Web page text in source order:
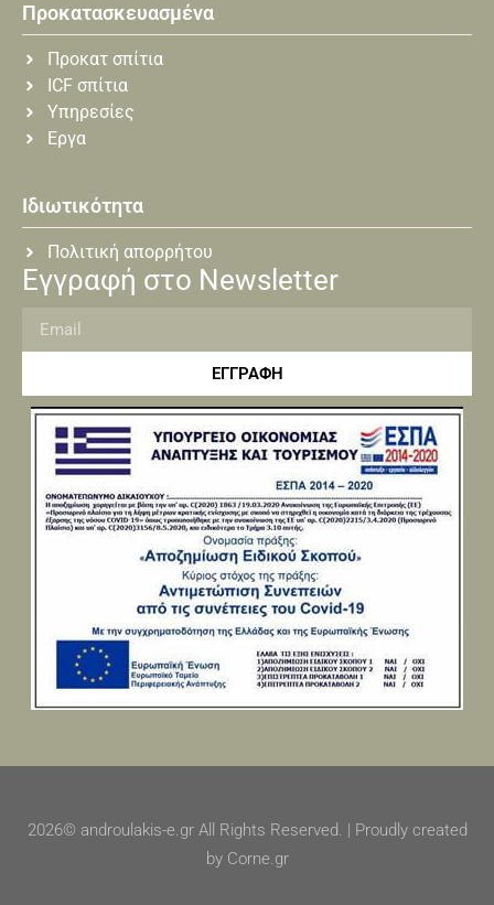
Προκατασκευασμένα
Προκατ σπίτια
ICF σπίτια
Υπηρεσίες
Εργα
Ιδιωτικότητα
Πολιτική απορρήτου
Εγγραφή στο Newsletter
ΕΓΓΡΑΦΗ
2026© androulakis-e.gr All Rights Reserved. | Proudly created
by Corne.gr